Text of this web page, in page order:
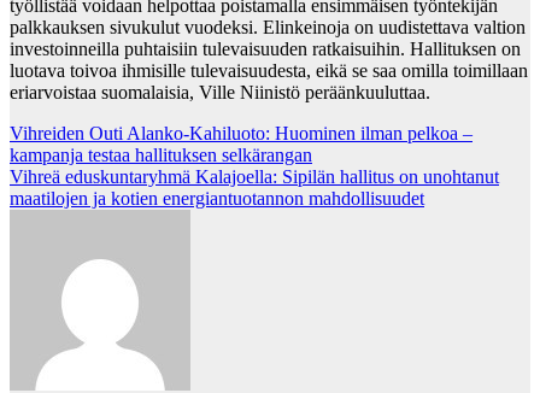
työllistää voidaan helpottaa poistamalla ensimmäisen työntekijän
palkkauksen sivukulut vuodeksi. Elinkeinoja on uudistettava valtion
investoinneilla puhtaisiin tulevaisuuden ratkaisuihin. Hallituksen on
luotava toivoa ihmisille tulevaisuudesta, eikä se saa omilla toimillaan
eriarvoistaa suomalaisia, Ville Niinistö peräänkuuluttaa.
Post
navigation
Vihreiden Outi Alanko-Kahiluoto: Huominen ilman pelkoa –
kampanja testaa hallituksen selkärangan
Vihreä eduskuntaryhmä Kalajoella: Sipilän hallitus on unohtanut
maatilojen ja kotien energiantuotannon mahdollisuudet